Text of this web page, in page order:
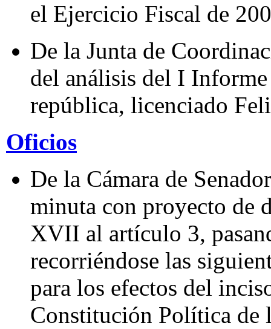
el Ejercicio Fiscal de
De la Junta de
del análisis del I
república, licenciado
Oficios
De la Cámara de
minuta con proyecto de
XVII al artículo 3,
recorriéndose las
para los efectos del
Constitución Política de